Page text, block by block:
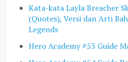
Kata-kata Layla Breacher
(Quotes), Versi dan Arti
Legends
Hero Academy #53 Guide